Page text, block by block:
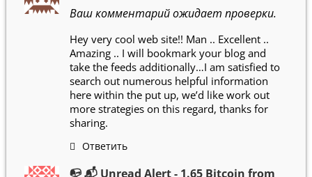
Ваш комментарий ожидает проверки.
Hey very cool web site!! Man .. Excellent ..
Amazing .. I will bookmark your blog and
take the feeds additionally…I am satisfied to
search out numerous helpful information
here within the put up, we’d like work out
more strategies on this regard, thanks for
sharing.
Ответить
📭 📬 Unread Alert - 1.65 Bitcoin from